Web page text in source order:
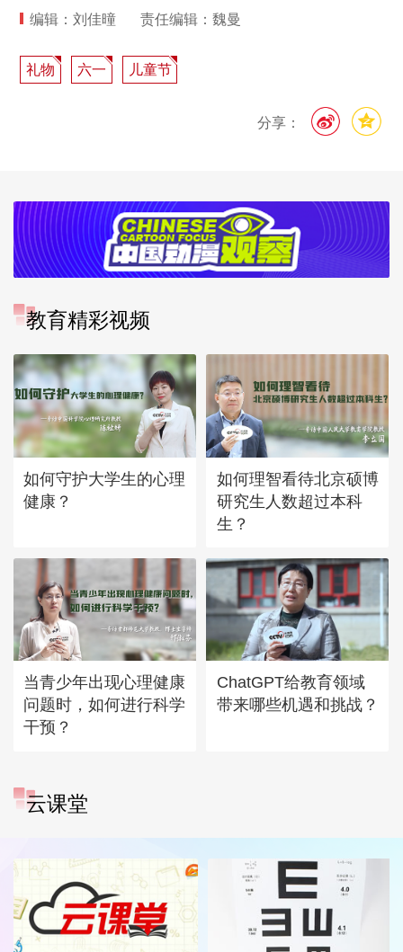
编辑：刘佳曈 责任编辑：魏曼
礼物 六一 儿童节
分享：
教育精彩视频
如何守护大学生的心理
健康？
如何理智看待北京硕博
研究生人数超过本科
生？
当青少年出现心理健康
问题时，如何进行科学
干预？
ChatGPT给教育领域
带来哪些机遇和挑战？
云课堂